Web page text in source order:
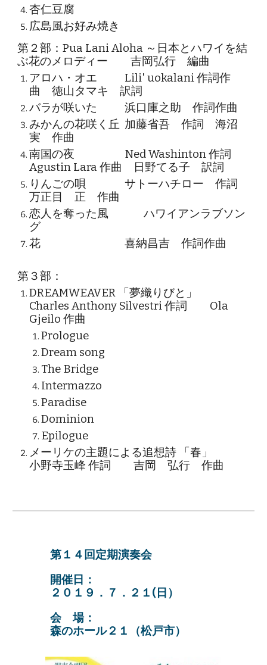
杏仁豆腐
広島風お好み焼き
第２部：Pua Lani Aloha ～日本とハワイを結
ぶ花のメロディー 吉岡弘行 編曲
アロハ・オエ
Lili' uokalani 作詞作
曲 徳山タマキ 訳詞
バラが咲いた
浜口庫之助 作詞作曲
みかんの花咲く丘 加藤省吾 作詞 海沼
実 作曲
南国の夜
Ned Washinton 作詞
Agustin Lara 作曲 日野てる子 訳詞
りんごの唄
サトーハチロー 作詞
万正目 正 作曲
恋人を奪った風
ハワイアンラブソン
グ
花
喜納昌吉 作詞作曲
第３部：
DREAMWEAVER 「夢織りびと」
Charles Anthony Silvestri 作詞 Ola
Gjeilo 作曲
Prologue
Dream song
The Bridge
Intermazzo
Paradise
Dominion
Epilogue
メーリケの主題による追想詩 「春」
小野寺玉峰 作詞 吉岡 弘行 作曲
第１４回定期演奏会
開催日：
２０１９．７．２１(日）
会 場：
森のホール２１（松戸市）